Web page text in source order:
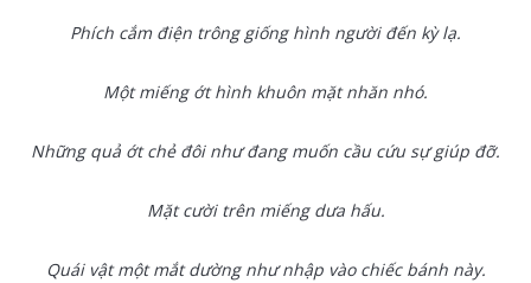
Phích cắm điện trông giống hình người đến kỳ lạ.
Một miếng ớt hình khuôn mặt nhăn nhó.
Những quả ớt chẻ đôi như đang muốn cầu cứu sự giúp đỡ.
Mặt cười trên miếng dưa hấu.
Quái vật một mắt dường như nhập vào chiếc bánh này.